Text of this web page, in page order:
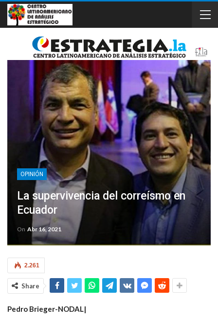
OPINIÓN
La supervivencia del correísmo en
Ecuador
On Abr 16, 2021
2.261
Share
Pedro Brieger-NODAL|